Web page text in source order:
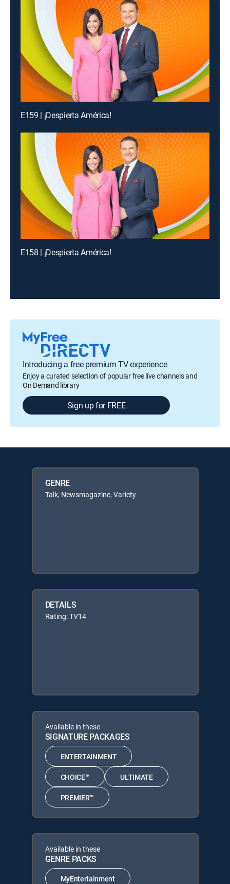
E159 | ¡Despierta América!
E158 | ¡Despierta América!
Introducing a free premium TV experience
Enjoy a curated selection of popular free live channels and
On Demand library
Sign up for FREE
GENRE
Talk, Newsmagazine, Variety
DETAILS
Rating: TV14
Available in these
SIGNATURE PACKAGES
ENTERTAINMENT
CHOICE™ ULTIMATE
PREMIER™
Available in these
GENRE PACKS
MyEntertainment